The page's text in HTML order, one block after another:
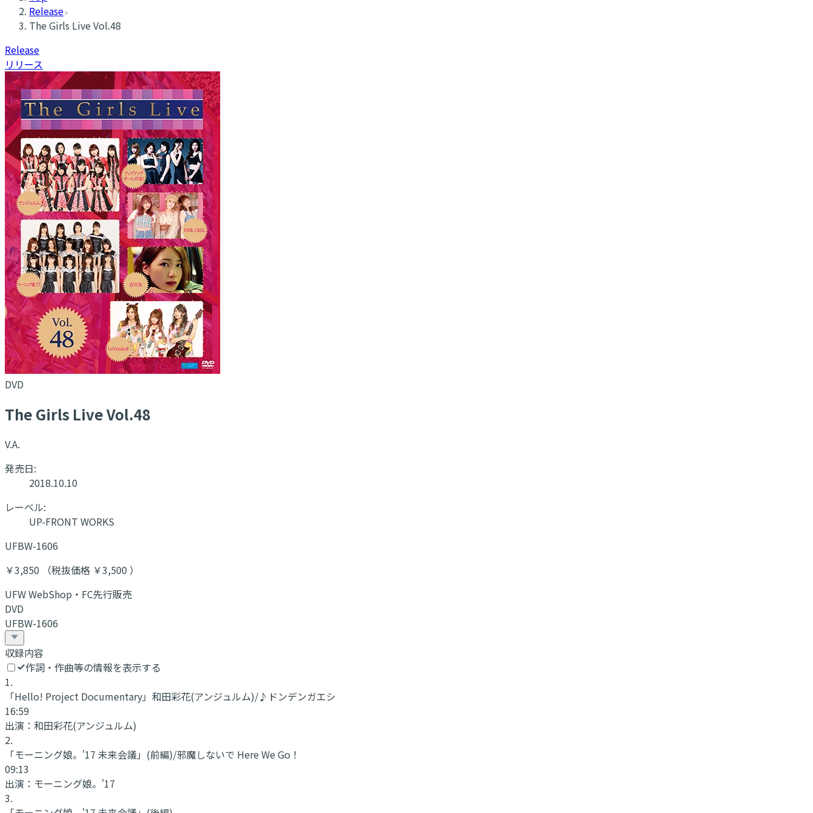
Release
The Girls Live Vol.48
Release
リリース
DVD
The Girls Live Vol.48
V.A.
発売日:
2018.10.10
レーベル:
UP-FRONT WORKS
UFBW-1606
￥3,850 （税抜価格 ￥3,500 ）
UFW WebShop・FC先行販売
DVD
UFBW-1606
収録内容
作詞・作曲等の情報を表示する
1.
「Hello! Project Documentary」和田彩花(アンジュルム)/♪ドンデンガエシ
16:59
出演： 和田彩花(アンジュルム)
2.
「モーニング娘。'17 未来会議」(前編)/邪魔しないで Here We Go！
09:13
出演： モーニング娘。'17
3.